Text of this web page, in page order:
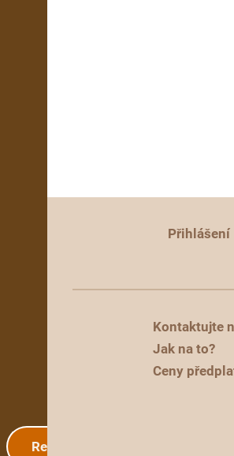
Registrace
Přihlášení
Kontaktujte
Jak na to?
Ceny